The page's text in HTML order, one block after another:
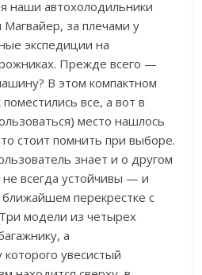
наши автохолодильники
за плечами у
экспедиции на
Прежде всего —
В этом компактном
все, а вот в
место нашлось
стоит помнить при выборе.
знает и о другом
всегда устойчивы — и
перекрестке с
модели из четырех
а
увесистый